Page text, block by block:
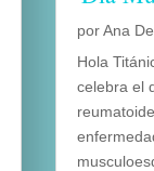
porAna
Hola
celebra el